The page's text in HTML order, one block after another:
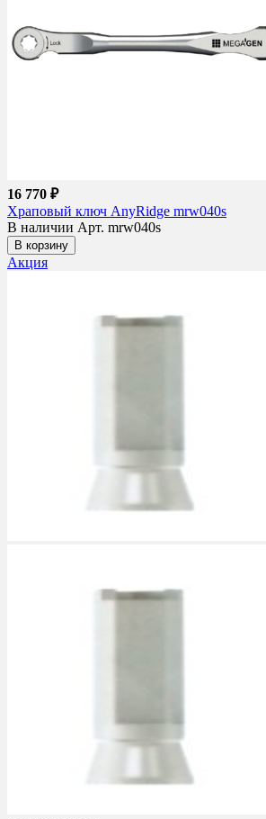
16 770 ₽
Храповый ключ AnyRidge mrw040s
В наличии Арт. mrw040s
В корзину
Акция